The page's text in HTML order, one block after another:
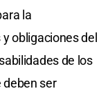
la
obligaciones del
de los
deben ser